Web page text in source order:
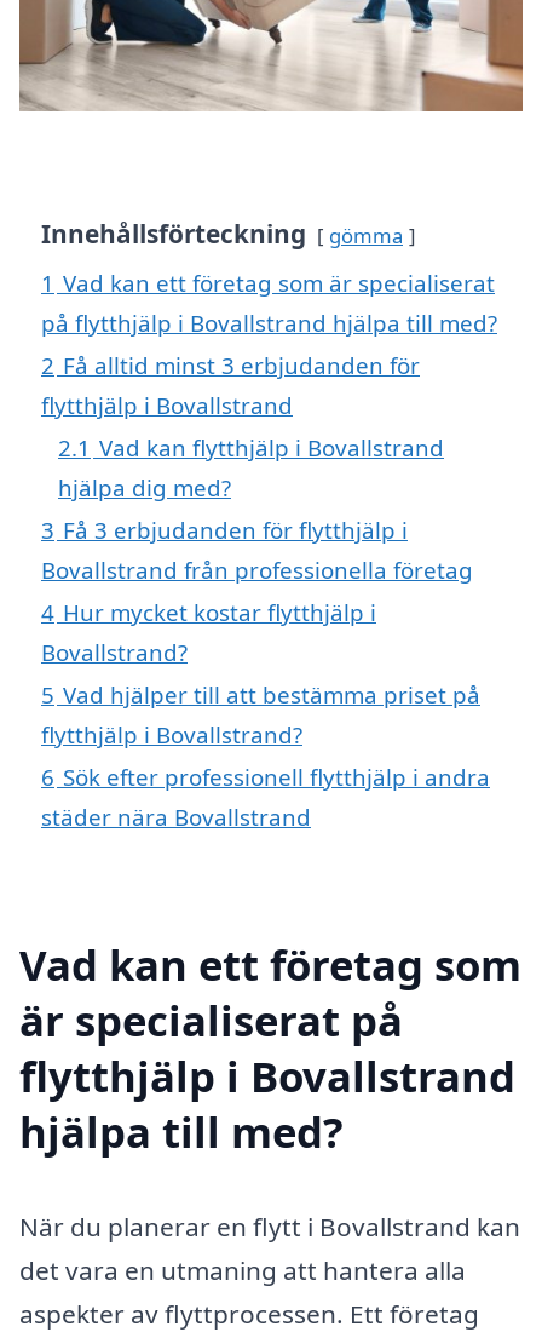
Innehållsförteckning gömma
1 Vad kan ett företag som är specialiserat
på flytthjälp i Bovallstrand hjälpa till med?
2 Få alltid minst 3 erbjudanden för
flytthjälp i Bovallstrand
2.1 Vad kan flytthjälp i Bovallstrand
hjälpa dig med?
3 Få 3 erbjudanden för flytthjälp i
Bovallstrand från professionella företag
4 Hur mycket kostar flytthjälp i
Bovallstrand?
5 Vad hjälper till att bestämma priset på
flytthjälp i Bovallstrand?
6 Sök efter professionell flytthjälp i andra
städer nära Bovallstrand
Vad kan ett företag som
är specialiserat på
flytthjälp i Bovallstrand
hjälpa till med?
När du planerar en flytt i Bovallstrand kan
det vara en utmaning att hantera alla
aspekter av flyttprocessen. Ett företag